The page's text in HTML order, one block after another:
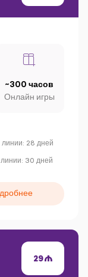
~300 часов
Онлайн игры
28 дней
30 дней
29